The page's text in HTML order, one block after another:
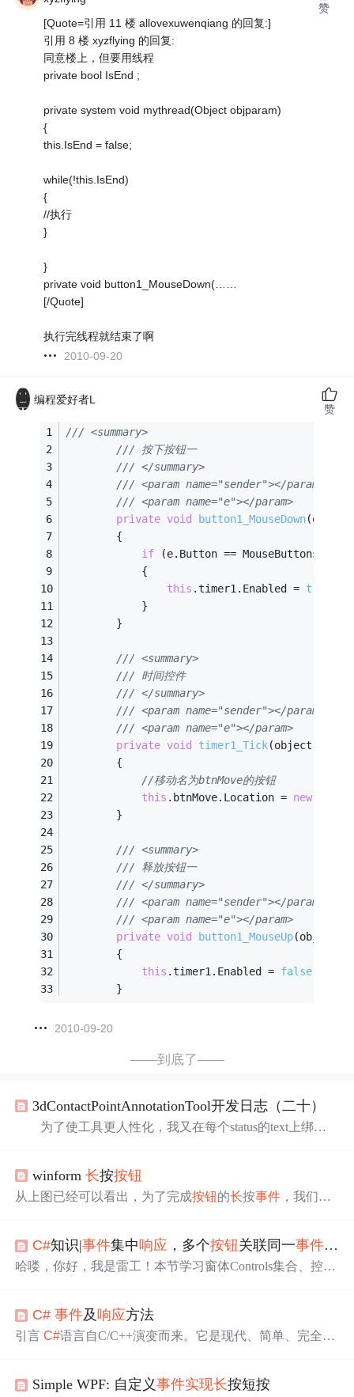
[Quote=引用 11 楼 allovexuwenqiang 的回复:]
引用 8 楼 xyzflying 的回复:
同意楼上，但要用线程
private bool IsEnd ;
private system void mythread(Object objparam)
{
this.IsEnd = false;
while(!this.IsEnd)
{
//执行
}
}
private void button1_MouseDown(……
[/Quote]
执行完线程就结束了啊
2010-09-20
赞
编程爱好者L
/// <summary>
/// 按下按钮一
/// </summary>
/// <param name="sender"></param>
/// <param name="e"></param>
private void button1_MouseDown(object
        {
if (e.Button ==
            {
this .timer1.Enabled = true
            }
        }
/// <summary>
/// 时间控件
/// </summary>
/// <param name="sender"></param>
/// <param name="e"></param>
private void timer1_Tick(object
        {
//移动名为btnMove的按钮
this .btnMove.Location = new
        }
/// <summary>
/// 释放按钮一
/// </summary>
/// <param name="sender"></param>
/// <param name="e"></param>
private void button1_MouseUp(object
        {
this .timer1.Enabled = false
        }
2010-09-20
赞
——到底了——
3dContactPointAnnotationTool开发日志（二十）
为了使工具更人性化，我又在每个status的text上绑了
方法也没能弄好，不过实际用起来问题应该不大。 不
过拖拽时鼠标碰到屏幕边缘就动不了了，于是我想像unity
1.unit...
winform长按按钮
从上图已经可以看出，为了完成按钮的长按事件 ，我们为
击 按钮默认产生的click事件只会在鼠标点击按钮 ，再松开
按钮 ，这样才会执行其中的代码一次，无论你将点击之
放在这个按钮上，不放开，双击
是不会出现多次相应的。
C#知识|事件集中响应 ，多个按钮关联同一事件（
哈喽，你好，我是雷工！本节学习窗体Controls集合、控件
C# 事件及响应方法
引言C#语言自C/C++演变而来。它是现代、简单、完全面
集中了所有关于软件开发和软件工程研究的最新成果。面
Simple WPF: 自定义事件实现长按短按